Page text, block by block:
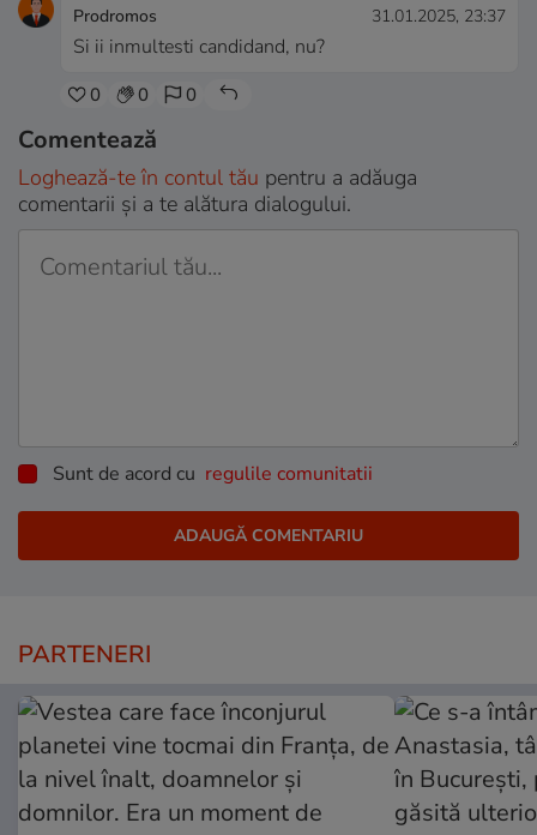
Prodromos 31.01.2025, 23:37
Si ii inmultesti candidand, nu?
0 0 0
Comentează
Loghează-te în contul tău pentru a adăuga
comentarii și a te alătura dialogului.
Sunt de acord cu regulile comunitatii
PARTENERI